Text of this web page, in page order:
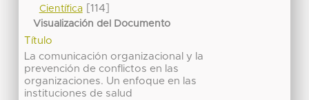
Científica[114]
Visualización del Documento
Título
La comunicación organizacional y la
prevención de conflictos en las
organizaciones. Un enfoque en las
instituciones de salud